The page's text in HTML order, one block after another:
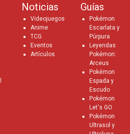
Noticias
Videojuegos
Anime
TCG
Eventos
Artículos
Guías
Pokémon
Escarlata y
Púrpura
Leyendas
Pokémon:
Arceus
Pokémon
Espada y
Escudo
Pokémon
Let's GO
Pokémon
Ultrasol y